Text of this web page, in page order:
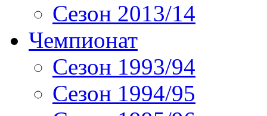
Сезон 2013/14
Чемпионат
Сезон 1993/94
Сезон 1994/95